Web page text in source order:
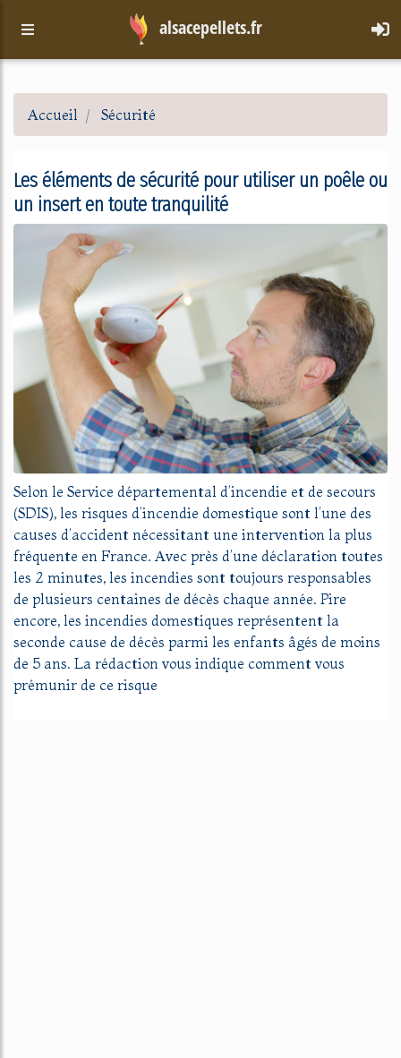
alsacepellets.fr
Accueil Sécurité
Les éléments de sécurité pour utiliser un poêle ou
un insert en toute tranquilité
Selon le Service départemental d’incendie et de secours
(SDIS), les risques d’incendie domestique sont l’une des
causes d’accident nécessitant une intervention la plus
fréquente en France. Avec près d’une déclaration toutes
les 2 minutes, les incendies sont toujours responsables
de plusieurs centaines de décès chaque année. Pire
encore, les incendies domestiques représentent la
seconde cause de décès parmi les enfants âgés de moins
de 5 ans. La rédaction vous indique comment vous
prémunir de ce risque